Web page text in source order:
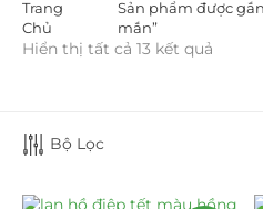
LỌC BỞI GIÁ
Trang
Chủ
Sản phẩm được
mắn”
Hiển thị tất cả 13 kết quả
Bộ Lọc